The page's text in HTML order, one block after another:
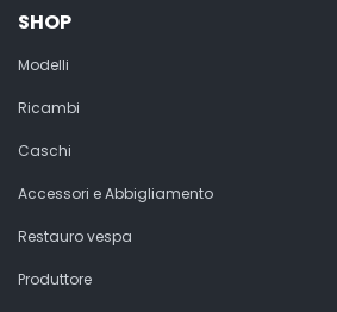
SHOP
Modelli
Ricambi
Caschi
Accessori e Abbigliamento
Restauro vespa
Produttore